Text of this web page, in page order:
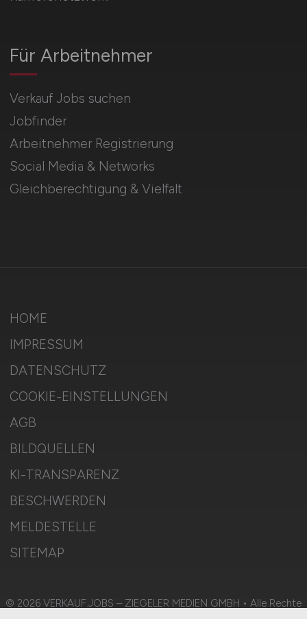
Für Arbeitnehmer
Verkauf Jobs suchen
Jobfinder
Arbeitnehmer Registrierung
Social Media & Networks
Gleichberechtigung & Vielfalt
HOME
IMPRESSUM
DATENSCHUTZ
COOKIE-EINSTELLUNGEN
AGB
BILDQUELLEN
KI-TRANSPARENZ
BESCHWERDEN
MELDESTELLE
SITEMAP
© 2026 VERKAUF.JOBS – ZIEGELER MEDIEN GMBH • Alle Rechte